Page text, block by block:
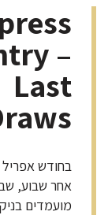
–
Last
מועמדים בניקוד של